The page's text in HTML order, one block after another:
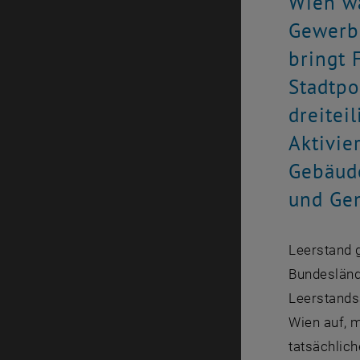
bringt
und
Leerstand
Wien auf,